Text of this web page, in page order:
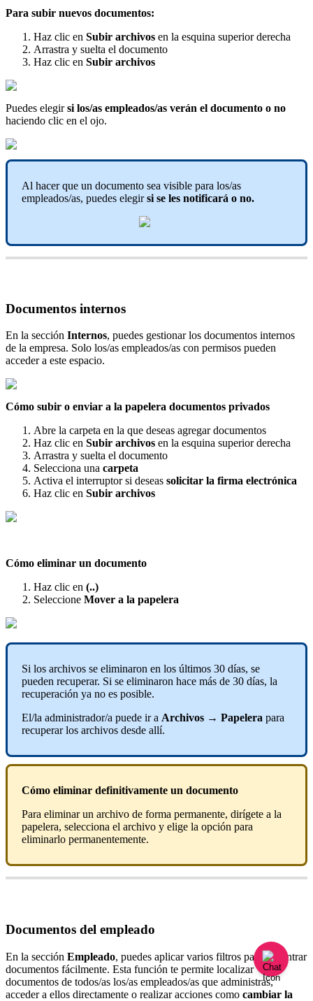
Para subir nuevos documentos:
Haz clic en Subir archivos en la esquina superior derecha
Arrastra y suelta el documento
Haz clic en Subir archivos
Puedes elegir si los/as empleados/as verán el documento o no
haciendo clic en el ojo.
Al hacer que un documento sea visible para los/as
empleados/as, puedes elegir si se les notificará o no.
Documentos internos
En la sección Internos, puedes gestionar los documentos internos
de la empresa. Solo los/as empleados/as con permisos pueden
acceder a este espacio.
Cómo subir o enviar a la papelera documentos privados
Abre la carpeta en la que deseas agregar documentos
Haz clic en Subir archivos en la esquina superior derecha
Arrastra y suelta el documento
Selecciona una carpeta
Activa el interruptor si deseas solicitar la firma electrónica
Haz clic en Subir archivos
Cómo eliminar un documento
Haz clic en (..)
Seleccione Mover a la papelera
Si los archivos se eliminaron en los últimos 30 días, se
pueden recuperar. Si se eliminaron hace más de 30 días, la
recuperación ya no es posible.
El/la administrador/a puede ir a Archivos → Papelera para
recuperar los archivos desde allí.
Cómo eliminar definitivamente un documento
Para eliminar un archivo de forma permanente, dirígete a la
papelera, selecciona el archivo y elige la opción para
eliminarlo permanentemente.
Documentos del empleado
En la sección Empleado, puedes aplicar varios filtros para
encontrar
documentos fácilmente. Esta función te permite localizar
documentos de todos/as los/as empleados/as que administras,
acceder a ellos directamente o realizar acciones como cambiar la